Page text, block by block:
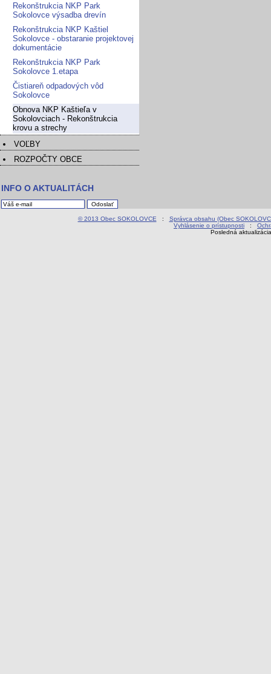
Rekonštrukcia NKP Park
Sokolovce výsadba drevín
Rekonštrukcia NKP Kaštiel
Sokolovce - obstaranie projektovej
dokumentácie
Rekonštrukcia NKP Park
Sokolovce 1.etapa
Čistiareň odpadových vôd
Sokolovce
Obnova NKP Kaštieľa v
Sokolovciach - Rekonštrukcia
krovu a strechy
VOĽBY
ROZPOČTY OBCE
INFO O AKTUALITÁCH
© 2013 Obec SOKOLOVCE : Správca obsahu (Obec
Vyhlásenie o prístupnosti :
Posledná